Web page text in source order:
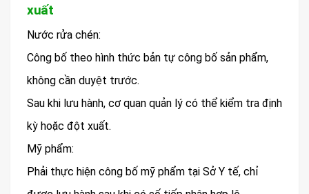
xuất
Nước rửa chén:
Công bố theo hình thức bản tự công bố sản phẩm,
không cần duyệt trước.
Sau khi lưu hành, cơ quan quản lý có thể kiểm tra định
kỳ hoặc đột xuất.
Mỹ phẩm:
Phải thực hiện công bố mỹ phẩm tại Sở Y tế, chỉ